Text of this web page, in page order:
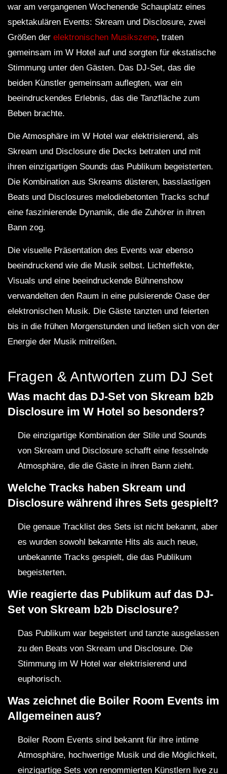
war am vergangenen Wochenende Schauplatz eines
spektakulären Events: Skream und Disclosure, zwei
Größen der elektronischen Musikszene, traten
gemeinsam im W Hotel auf und sorgten für ekstatische
Stimmung unter den Gästen. Das DJ-Set, das die
beiden Künstler gemeinsam auflegten, war ein
beeindruckendes Erlebnis, das die Tanzfläche zum
Beben brachte.
Die Atmosphäre im W Hotel war elektrisierend, als
Skream und Disclosure die Decks betraten und mit
ihren einzigartigen Sounds das Publikum begeisterten.
Die Kombination aus Skreams düsteren, basslastigen
Beats und Disclosures melodiebetonten Tracks schuf
eine faszinierende Dynamik, die die Zuhörer in ihren
Bann zog.
Die visuelle Präsentation des Events war ebenso
beeindruckend wie die Musik selbst. Lichteffekte,
Visuals und eine beeindruckende Bühnenshow
verwandelten den Raum in eine pulsierende Oase der
elektronischen Musik. Die Gäste tanzten und feierten
bis in die frühen Morgenstunden und ließen sich von der
Energie der Musik mitreißen.
Fragen & Antworten zum DJ Set
Was macht das DJ-Set von Skream b2b
Disclosure im W Hotel so besonders?
Die einzigartige Kombination der Stile und Sounds
von Skream und Disclosure schafft eine fesselnde
Atmosphäre, die die Gäste in ihren Bann zieht.
Welche Tracks haben Skream und
Disclosure während ihres Sets gespielt?
Die genaue Tracklist des Sets ist nicht bekannt, aber
es wurden sowohl bekannte Hits als auch neue,
unbekannte Tracks gespielt, die das Publikum
begeisterten.
Wie reagierte das Publikum auf das DJ-
Set von Skream b2b Disclosure?
Das Publikum war begeistert und tanzte ausgelassen
zu den Beats von Skream und Disclosure. Die
Stimmung im W Hotel war elektrisierend und
euphorisch.
Was zeichnet die Boiler Room Events im
Allgemeinen aus?
Boiler Room Events sind bekannt für ihre intime
Atmosphäre, hochwertige Musik und die Möglichkeit,
einzigartige Sets von renommierten Künstlern live zu